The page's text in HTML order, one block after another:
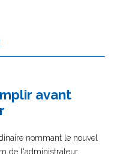
avant
nommant le nouvel
de l'administrateur